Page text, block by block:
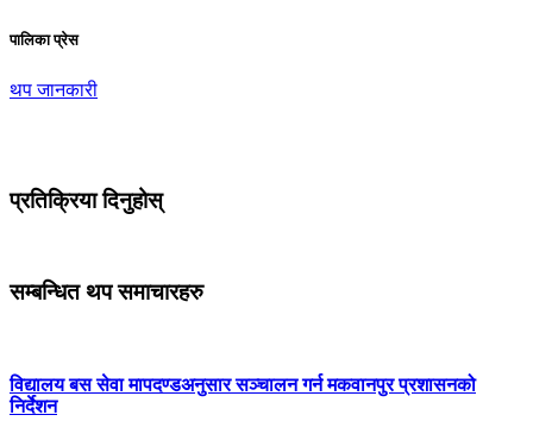
पालिका प्रेस
थप जानकारी
प्रतिक्रिया दिनुहोस्
सम्बन्धित थप समाचारहरु
विद्यालय बस सेवा मापदण्डअनुसार सञ्चालन गर्न मकवानपुर प्रशासनको
निर्देशन